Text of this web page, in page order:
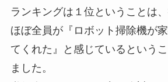
ランキングは１位ということは
ほぼ全員が『ロボット掃除機が
てくれた』と感じているという
ました。